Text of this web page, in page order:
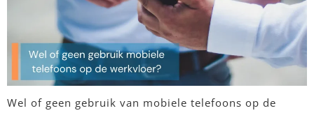
Wel of geen gebruik van mobiele telefoons op de